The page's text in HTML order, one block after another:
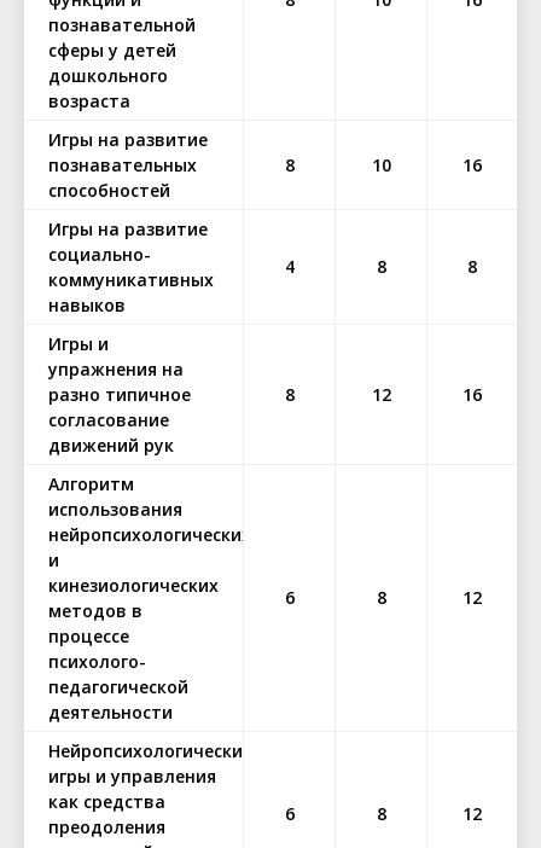
познавательной
сферы у детей
дошкольного
возраста
Игры на развитие
познавательных
способностей
8 10 16
Игры на развитие
социально-
коммуникативных
навыков
4 8 8
Игры и
упражнения на
разно типичное
согласование
движений рук
8 12 16
Алгоритм
использования
нейропсихологических
и
кинезиологических
методов в
процессе
психолого-
педагогической
деятельности
6 8 12
Нейропсихологические
игры и управления
как средства
преодоления
6 8 12